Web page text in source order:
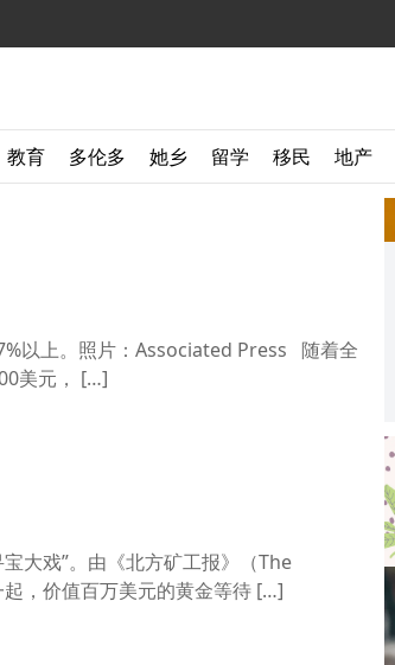
教育 多伦多 她乡 留学 移民 地产
以上。照片：Associated Press 随着全
美元， […]
大戏”。由《北方矿工报》（The
，价值百万美元的黄金等待 […]